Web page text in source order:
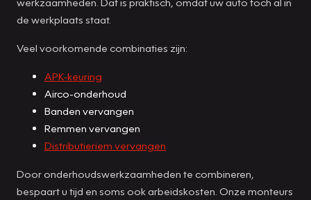
de werkplaats staat.
Veel voorkomende combinaties zijn:
APK-keuring
Airco-onderhoud
Banden vervangen
Remmen vervangen
Distributieriem vervangen
Door onderhoudswerkzaamheden te combineren,
bespaart u tijd en soms ook arbeidskosten. Onze monteurs